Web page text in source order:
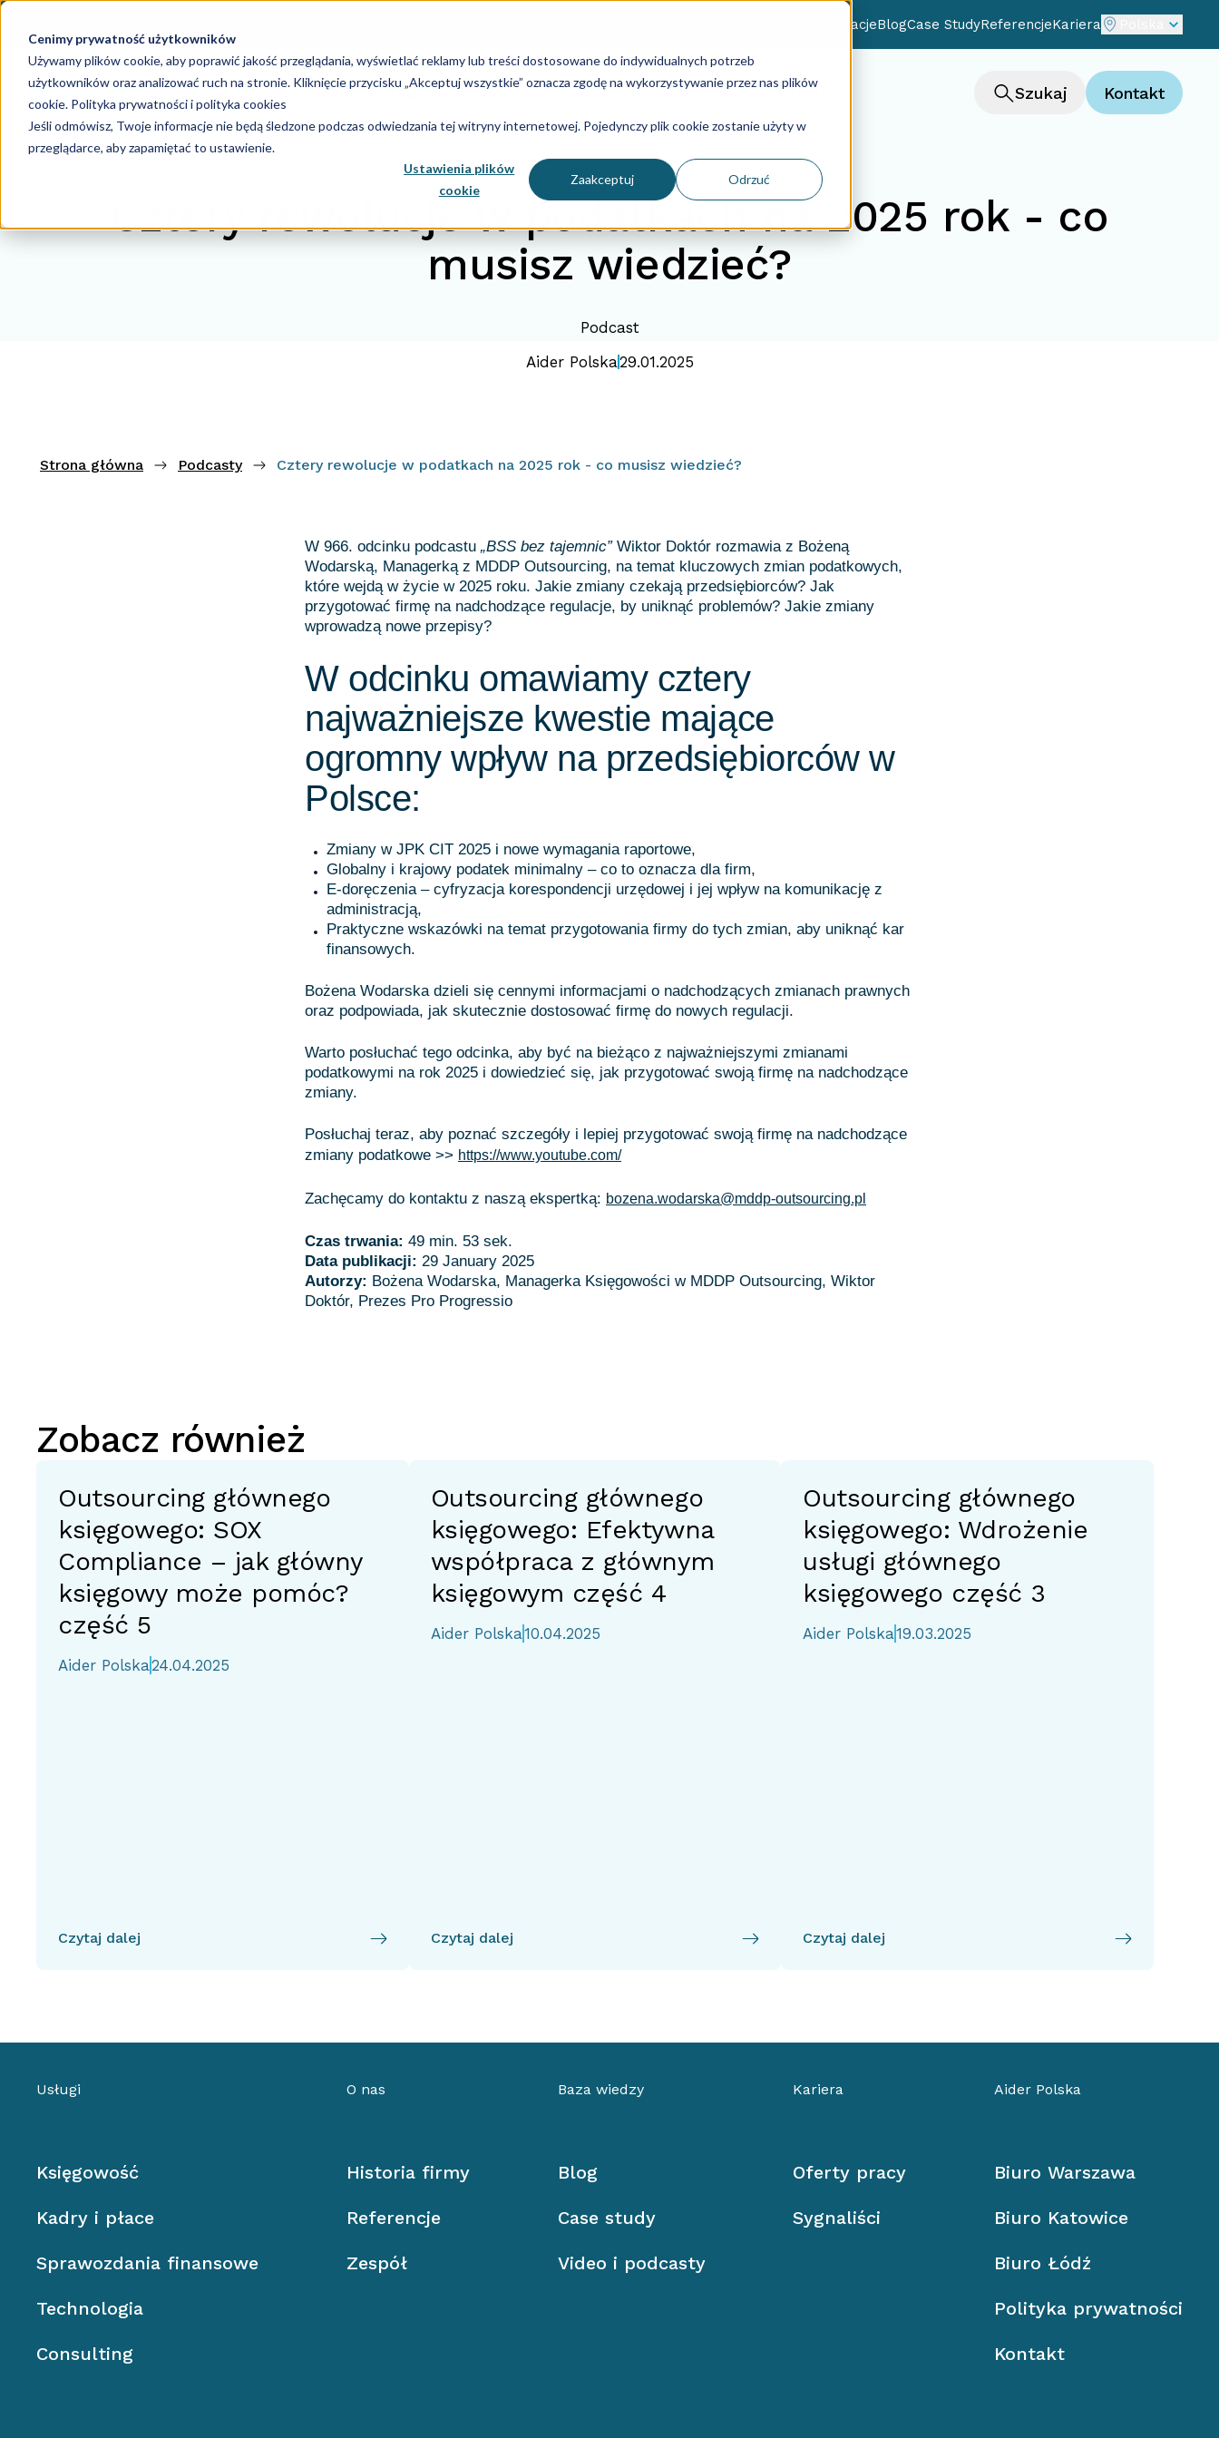
Cenimy prywatność użytkowników
Używamy plików cookie, aby poprawić jakość przeglądania, wyświetlać reklamy lub treści dostosowane do indywidualnych potrzeb
użytkowników oraz analizować ruch na stronie. Kliknięcie przycisku „Akceptuj wszystkie” oznacza zgodę na wykorzystywanie przez nas plików
cookie.Polityka prywatności i polityka cookies
Jeśli odmówisz, Twoje informacje nie będą śledzone podczas odwiedzania tej witryny internetowej. Pojedynczy plik cookie zostanie użyty w
przeglądarce, aby zapamiętać to ustawienie.
Ustawienia plików
cookie
Zaakceptuj Odrzuć
SpecjalizacjeBlogCase StudyReferencjeKariera
KsięgowośćKadry i płaceSprawozdania TechnologiaConsulting Szukaj Kontakt
Cztery rewolucje w podatkach na 2025 rok - co
musisz wiedzieć?
Podcast
Aider Polska29.01.2025
Strona główna Podcasty Cztery rewolucje w podatkach na 2025 rok - co musisz wiedzieć?
W 966. odcinku podcastu „BSS bez tajemnic”Wiktor Doktór rozmawia z Bożeną
Wodarską, Managerką z MDDP Outsourcing, na temat kluczowych zmian podatkowych,
które wejdą w życie w 2025 roku. Jakie zmiany czekają przedsiębiorców? Jak
przygotować firmę na nadchodzące regulacje, by uniknąć problemów? Jakie zmiany
wprowadzą nowe przepisy?
W odcinku omawiamy cztery
najważniejsze kwestie mające
ogromny wpływ na przedsiębiorców w
Polsce:
Zmiany w JPK CIT 2025 i nowe wymagania raportowe,
Globalny i krajowy podatek minimalny – co to oznacza dla firm,
E-doręczenia – cyfryzacja korespondencji urzędowej i jej wpływ na komunikację z
administracją,
Praktyczne wskazówki na temat przygotowania firmy do tych zmian, aby uniknąć kar
finansowych.
Bożena Wodarska dzieli się cennymi informacjami o nadchodzących zmianach prawnych
oraz podpowiada, jak skutecznie dostosować firmę do nowych regulacji.
Warto posłuchać tego odcinka, aby być na bieżąco z najważniejszymi zmianami
podatkowymi na rok 2025 i dowiedzieć się, jak przygotować swoją firmę na nadchodzące
zmiany.
Posłuchaj teraz, aby poznać szczegóły i lepiej przygotować swoją firmę na nadchodzące
zmiany podatkowe >> https://www.youtube.com/
Zachęcamy do kontaktu z naszą ekspertką: bozena.wodarska@mddp-outsourcing.pl
Czas trwania: 49 min. 53 sek.
Data publikacji: 29 January 2025
Autorzy: Bożena Wodarska, Managerka Księgowości w MDDP Outsourcing, Wiktor
Zobacz również
Outsourcing głównego
księgowego: SOX
Compliance – jak główny
księgowy może pomóc?
część 5
Aider Polska24.04.2025
Czytaj dalej
Outsourcing głównego
księgowego: Efektywna
współpraca z głównym
księgowym część 4
Aider Polska10.04.2025
Czytaj dalej
Outsourcing głównego
księgowego: Wdrożenie
usługi głównego
księgowego część 3
Aider Polska19.03.2025
Czytaj dalej
Usługi
Księgowość
Kadry i płace
Sprawozdania finansowe
Technologia
Consulting
O nas
Historia firmy
Referencje
Zespół
Baza wiedzy
Blog
Case study
Video i podcasty
Kariera
Oferty pracy
Sygnaliści
Aider Polska
Biuro Warszawa
Biuro Katowice
Biuro Łódź
Polityka prywatności
Kontakt